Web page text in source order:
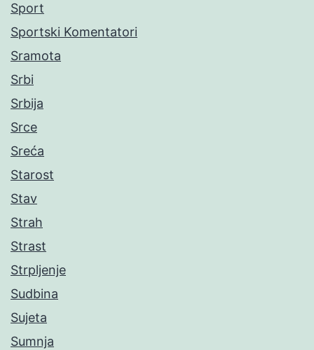
Sport
Sportski Komentatori
Sramota
Srbi
Srbija
Srce
Sreća
Starost
Stav
Strah
Strast
Strpljenje
Sudbina
Sujeta
Sumnja